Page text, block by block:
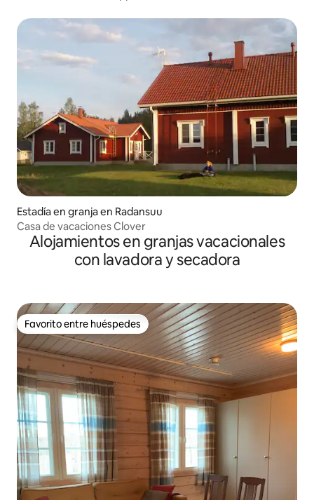
Estadía en granja en Radansuu
Casa de vacaciones Clover
Alojamientos en granjas vacacionales
con lavadora y secadora
Favorito entre huéspedes
Favorito entre huéspedes